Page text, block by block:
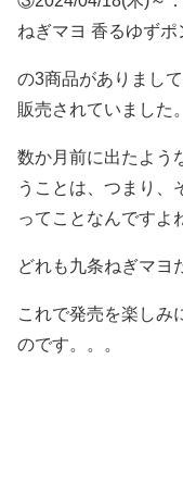
ねぎマヨ 香るゆずポ
の3商品がありまし
販売されていました。
数か月前に出たよう
うことは、つまり、
ってことなんですよ
どれも九条ねぎマヨ
これで発売を楽しみ
のです。。。